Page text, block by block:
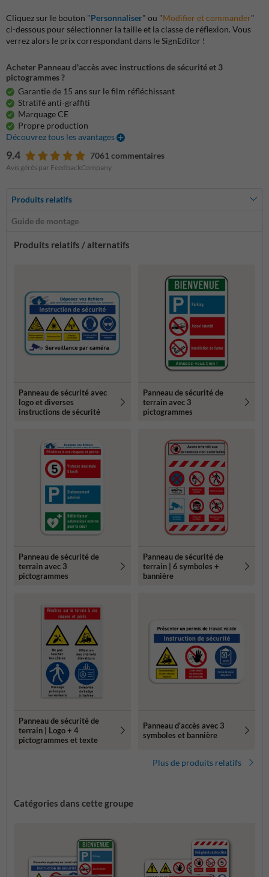
Cliquez sur le bouton "Personnaliser" ou "Modifier et commander"
ci-dessous pour sélectionner la taille et la classe de réflexion. Vous
verrez alors le prix correspondant dans le SignEditor !
Acheter Panneau d'accès avec instructions de sécurité et 3
pictogrammes ?
Garantie de 15 ans sur le film réfléchissant
Stratifé anti-graffiti
Marquage CE
Propre production
Découvrez tous les avantages
9.4 7061 commentaires
Avis gérés par FeedbackCompany
Produits relatifs
Guide de montage
Produits relatifs / alternatifs
Panneau de sécurité avec
logo et diverses
instructions de sécurité
Panneau de sécurité de
terrain avec 3
pictogrammes
Panneau de sécurité de
terrain avec 3
pictogrammes
Panneau de sécurité de
terrain | 6 symboles +
bannière
Panneau de sécurité de
terrain | Logo + 4
pictogrammes et texte
Panneau d'accès avec 3
symboles et bannière
Plus de produits relatifs
Catégories dans cette groupe